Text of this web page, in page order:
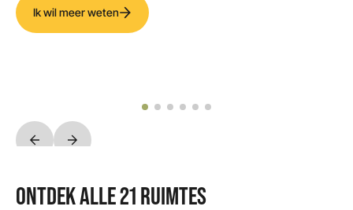
Ik wil meer weten
ONTDEK ALLE 21 RUIMTES